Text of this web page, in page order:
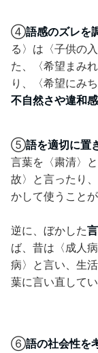
④語感のズレを
る〉は〈子供の
た、〈希望まみ
り、〈希望にみ
不自然さや違和感
⑤語を適切に置
言葉を〈粛清〉
故〉と言ったり
かして使うことが
逆に、ぼかした
ば、昔は〈成人
病〉と言い、生
葉に言い直してい
⑥語の社会性を